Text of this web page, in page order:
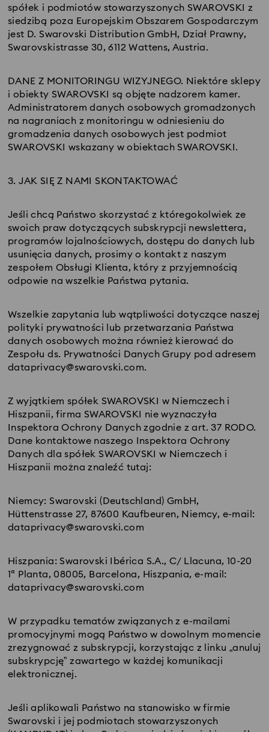
spółek i podmiotów stowarzyszonych SWAROVSKI z
siedzibą poza Europejskim Obszarem Gospodarczym
jest D. Swarovski Distribution GmbH, Dział Prawny,
Swarovskistrasse 30, 6112 Wattens, Austria.
DANE Z MONITORINGU WIZYJNEGO. Niektóre sklepy
i obiekty SWAROVSKI są objęte nadzorem kamer.
Administratorem danych osobowych gromadzonych
na nagraniach z monitoringu w odniesieniu do
gromadzenia danych osobowych jest podmiot
SWAROVSKI wskazany w obiektach SWAROVSKI.
3. JAK SIĘ Z NAMI SKONTAKTOWAĆ
Jeśli chcą Państwo skorzystać z któregokolwiek ze
swoich praw dotyczących subskrypcji newslettera,
programów lojalnościowych, dostępu do danych lub
usunięcia danych, prosimy o kontakt z naszym
zespołem Obsługi Klienta, który z przyjemnością
odpowie na wszelkie Państwa pytania.
Wszelkie zapytania lub wątpliwości dotyczące naszej
polityki prywatności lub przetwarzania Państwa
danych osobowych można również kierować do
Zespołu ds. Prywatności Danych Grupy pod adresem
dataprivacy@swarovski.com.
Z wyjątkiem spółek SWAROVSKI w Niemczech i
Hiszpanii, firma SWAROVSKI nie wyznaczyła
Inspektora Ochrony Danych zgodnie z art. 37 RODO.
Dane kontaktowe naszego Inspektora Ochrony
Danych dla spółek SWAROVSKI w Niemczech i
Hiszpanii można znaleźć tutaj:
Niemcy: Swarovski (Deutschland) GmbH,
Hüttenstrasse 27, 87600 Kaufbeuren, Niemcy, e-mail:
dataprivacy@swarovski.com
Hiszpania: Swarovski Ibérica S.A., C/ Llacuna, 10-20
1ª Planta, 08005, Barcelona, Hiszpania, e-mail:
dataprivacy@swarovski.com
W przypadku tematów związanych z e-mailami
promocyjnymi mogą Państwo w dowolnym momencie
zrezygnować z subskrypcji, korzystając z linku „anuluj
subskrypcję” zawartego w każdej komunikacji
elektronicznej.
Jeśli aplikowali Państwo na stanowisko w firmie
Swarovski i jej podmiotach stowarzyszonych